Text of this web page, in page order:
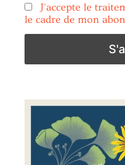
J'accepte le
le cadre de mon